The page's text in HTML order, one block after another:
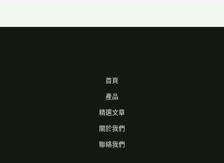
首頁
產品
精選文章
關於我們
聯絡我們